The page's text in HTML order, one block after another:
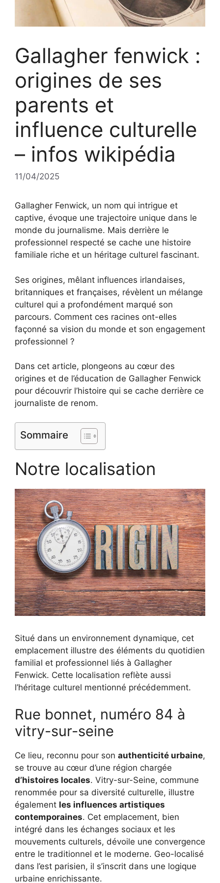
Gallagher fenwick :
origines de ses
parents et
influence culturelle
– infos wikipédia
11/04/2025
Gallagher Fenwick, un nom qui intrigue et
captive, évoque une trajectoire unique dans le
monde du journalisme. Mais derrière le
professionnel respecté se cache une histoire
familiale riche et un héritage culturel fascinant.
Ses origines, mêlant influences irlandaises,
britanniques et françaises, révèlent un mélange
culturel qui a profondément marqué son
parcours. Comment ces racines ont-elles
façonné sa vision du monde et son engagement
professionnel ?
Dans cet article, plongeons au cœur des
origines et de l’éducation de Gallagher Fenwick
pour découvrir l’histoire qui se cache derrière ce
journaliste de renom.
Sommaire
Notre localisation
Situé dans un environnement dynamique, cet
emplacement illustre des éléments du quotidien
familial et professionnel liés à Gallagher
Fenwick. Cette localisation reflète aussi
l’héritage culturel mentionné précédemment.
Rue bonnet, numéro 84 à
vitry-sur-seine
Ce lieu, reconnu pour son authenticité urbaine,
se trouve au cœur d’une région chargée
d’histoires locales. Vitry-sur-Seine, commune
renommée pour sa diversité culturelle, illustre
également les influences artistiques
contemporaines. Cet emplacement, bien
intégré dans les échanges sociaux et les
mouvements culturels, dévoile une convergence
entre le traditionnel et le moderne. Geo-localisé
dans l’est parisien, il s’inscrit dans une logique
urbaine enrichissante.